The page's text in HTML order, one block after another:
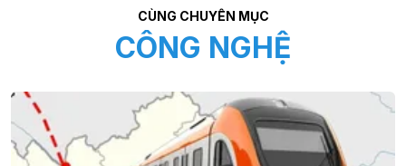
CÙNG CHUYÊN MỤC
CÔNG NGHỆ